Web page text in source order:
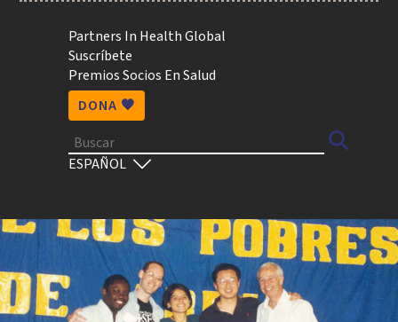
Utility
Partners In Health Global
Suscríbete
Premios Socios En Salud
DONA 🧡
Buscar
Select